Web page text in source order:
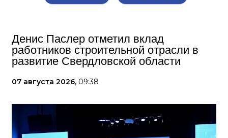
Денис Паслер отметил вклад
работников строительной отрасли в
развитие Свердловской области
07 августа 2026, 09:38